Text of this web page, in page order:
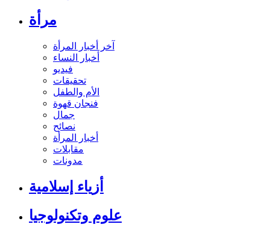
مرأة
آخر أخبار المرأة
أخبار النساء
فيديو
تحقيقات
الأم والطفل
فنجان قهوة
جمال
نصائح
أخبار المرأة
مقابلات
مدونات
أزياء إسلامية
علوم وتكنولوجيا